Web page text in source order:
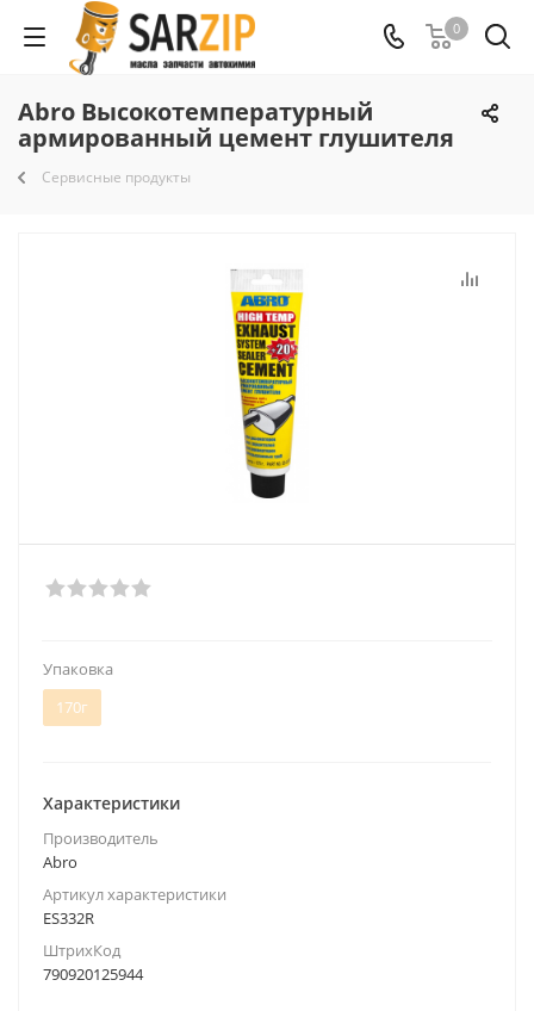
0
Abro Высокотемпературный
армированный цемент глушителя
Сервисные продукты
Упаковка
170г
Характеристики
Производитель
Abro
Артикул характеристики
ES332R
ШтрихКод
790920125944